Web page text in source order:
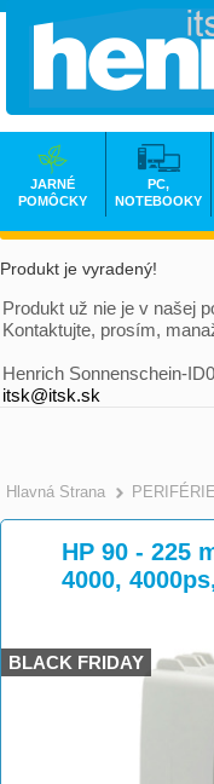
Produkt je vyradený!
Produkt už nie je v našej
Kontaktujte, prosím,
Henrich Sonnenschein-ID0
itsk@itsk.sk
Hlavná Strana PERIFÉRIE
HP 90 - 225
4000,
BLACK FRIDAY
JARNÉ
POMÔCKY
PC,
NOTEBOOKY